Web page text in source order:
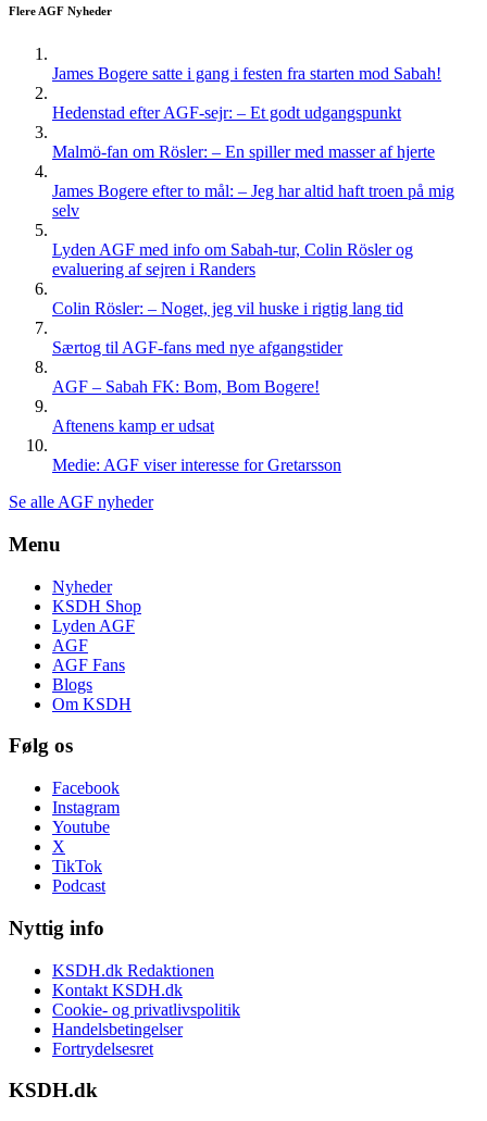
Flere AGF Nyheder
James Bogere satte i gang i festen fra starten mod Sabah!
Hedenstad efter AGF-sejr: – Et godt udgangspunkt
Malmö-fan om Rösler: – En spiller med masser af hjerte
James Bogere efter to mål: – Jeg har altid haft troen på mig
selv
Lyden AGF med info om Sabah-tur, Colin Rösler og
evaluering af sejren i Randers
Colin Rösler: – Noget, jeg vil huske i rigtig lang tid
Særtog til AGF-fans med nye afgangstider
AGF – Sabah FK: Bom, Bom Bogere!
Aftenens kamp er udsat
Medie: AGF viser interesse for Gretarsson
Se alle AGF nyheder
Menu
Nyheder
KSDH Shop
Lyden AGF
AGF
AGF Fans
Blogs
Om KSDH
Følg os
Facebook
Instagram
Youtube
X
TikTok
Podcast
Nyttig info
KSDH.dk Redaktionen
Kontakt KSDH.dk
Cookie- og privatlivspolitik
Handelsbetingelser
Fortrydelsesret
KSDH.dk